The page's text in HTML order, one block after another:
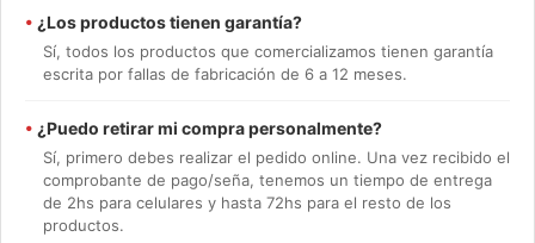
• ¿Los productos tienen garantía?
Sí, todos los productos que comercializamos tienen garantía
escrita por fallas de fabricación de 6 a 12 meses.
• ¿Puedo retirar mi compra personalmente?
Sí, primero debes realizar el pedido online. Una vez recibido el
comprobante de pago/seña, tenemos un tiempo de entrega
de 2hs para celulares y hasta 72hs para el resto de los
productos.